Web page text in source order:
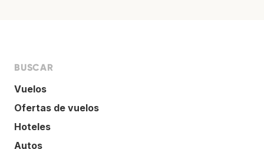
BUSCAR
Vuelos
Ofertas de vuelos
Hoteles
Autos